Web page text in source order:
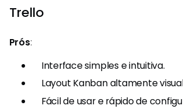
Trello
Prós:
Interface simples e intuitiva.
Layout Kanban altamente
Fácil de usar e rápido de